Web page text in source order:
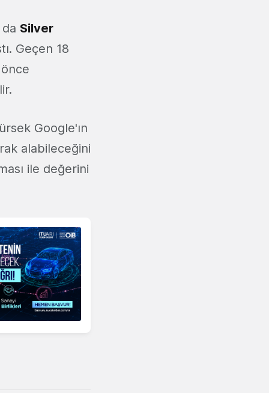
Silver
Geçen 18
Google'ın
alabileceğini
ile değerini